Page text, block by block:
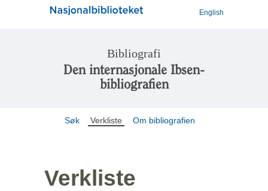
English
Bibliografi
Den internasjonale Ibsen-
bibliografien
Søk Verkliste Om bibliografien
Verkliste